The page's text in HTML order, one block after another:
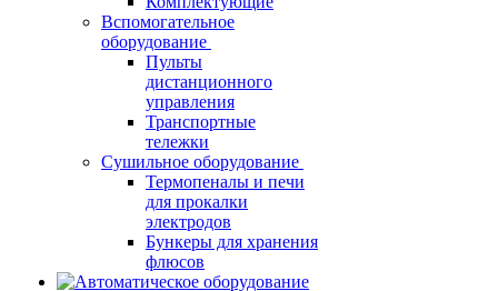
Вспомогательное
оборудование
Пульты
дистанционного
управления
Транспортные
тележки
Сушильное оборудование
Термопеналы и печи
для прокалки
электродов
Бункеры для хранения
флюсов